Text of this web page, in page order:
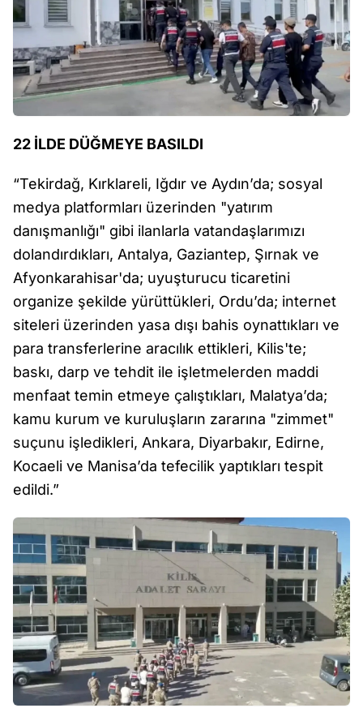
22 İLDE DÜĞMEYE BASILDI
“Tekirdağ, Kırklareli, Iğdır ve Aydın’da; sosyal
medya platformları üzerinden "yatırım
danışmanlığı" gibi ilanlarla vatandaşlarımızı
dolandırdıkları, Antalya, Gaziantep, Şırnak ve
Afyonkarahisar'da; uyuşturucu ticaretini
organize şekilde yürüttükleri, Ordu’da; internet
siteleri üzerinden yasa dışı bahis oynattıkları ve
para transferlerine aracılık ettikleri, Kilis'te;
baskı, darp ve tehdit ile işletmelerden maddi
menfaat temin etmeye çalıştıkları, Malatya’da;
kamu kurum ve kuruluşların zararına "zimmet"
suçunu işledikleri, Ankara, Diyarbakır, Edirne,
Kocaeli ve Manisa’da tefecilik yaptıkları tespit
edildi.”